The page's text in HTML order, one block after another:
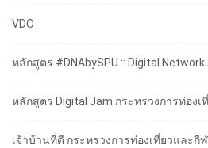
VDO
หลักสูตร #DNAbySPU :: Digital
หลักสูตร Digital Jam กระทรวงการท่องเ
เจ้าบ้านที่ดี กระทรวงการท่องเที่ยวและกี